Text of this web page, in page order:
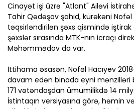
Cinayət işi üzrə "Atlant" Ailəvi
Tahir Qədəşov şahid, kürəkəni Nofəl
təqsirləndirilən şəxs qismində iştirak
şəxslər sırasında MTK-nın icraçı
Məhəmmədov da var.
İttihama əsasən, Nofəl Hacıyev
davam edən binada eyni mənzilləri
171 vətəndaşdan ümumilikdə 14
İstintaqın versiyasına görə, həmin